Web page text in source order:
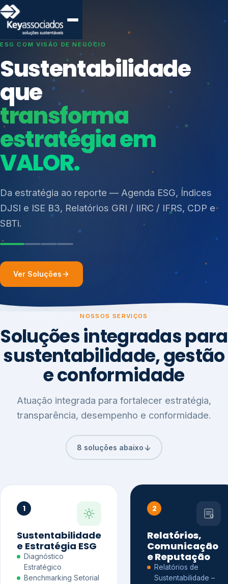
SISTEMAS DE GESTÃO OTIMIZADOS E INTEGRADOS
Conformidade que
protege seu
negócio.
Consultoria, auditoria e treinamentos em ISO 27001,
ISO 27701, ISO 42001, ISO 37001, ISO 9001, ISO
14001, ISO 45001, ONA e PNQ — Gestão de
resíduos sólidos (PGRS/PMGRS).
Índices de Mercado
Mudanças Climáticas
Reputação e Cadeia
Reporte Regulatório
Ver Soluções
NOSSOS SERVIÇOS
Soluções integradas para
sustentabilidade, gestão
e conformidade
Atuação integrada para fortalecer estratégia,
transparência, desempenho e conformidade.
8 soluções abaixo
1
Sustentabilidade
e Estratégia ESG
Diagnóstico
Estratégico
Benchmarking Setorial
2
Relatórios,
Comunicação
e Reputação
Relatórios de
Sustentabilidade –